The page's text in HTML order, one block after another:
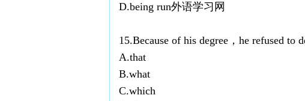
D.being run外语学习网
15.Because of his degree，he refused to
A.that
B.what
C.which